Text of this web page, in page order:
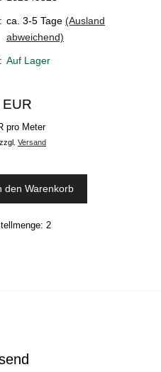
ca. 3-5 Tage (Ausland
abweichend)
Auf Lager
pro Meter
zzgl. Versand
den Warenkorb
2